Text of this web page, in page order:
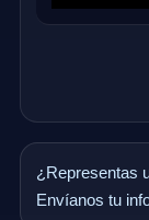
¿Representas
Envíanos tu